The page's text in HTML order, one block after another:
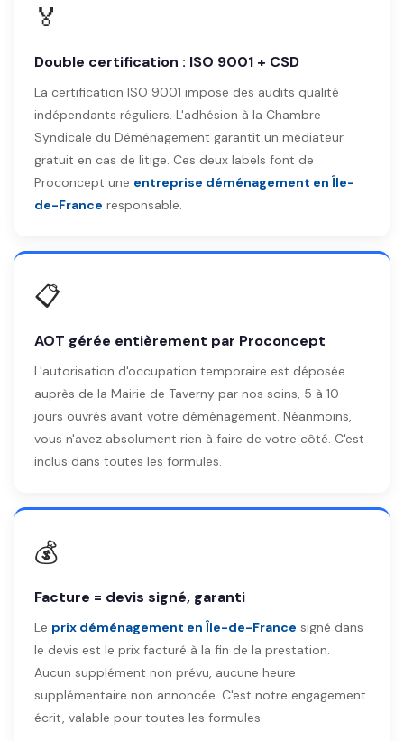
🏅
Double certification : ISO 9001 + CSD
La certification ISO 9001 impose des audits qualité
indépendants réguliers. L'adhésion à la Chambre
Syndicale du Déménagement garantit un médiateur
gratuit en cas de litige. Ces deux labels font de
Proconcept une entreprise déménagement en Île-
de-France responsable.
📋
AOT gérée entièrement par Proconcept
L'autorisation d'occupation temporaire est déposée
auprès de la Mairie de Taverny par nos soins, 5 à 10
jours ouvrés avant votre déménagement. Néanmoins,
vous n'avez absolument rien à faire de votre côté. C'est
inclus dans toutes les formules.
💰
Facture = devis signé, garanti
Le prix déménagement en Île-de-France signé dans
le devis est le prix facturé à la fin de la prestation.
Aucun supplément non prévu, aucune heure
supplémentaire non annoncée. C'est notre engagement
écrit, valable pour toutes les formules.